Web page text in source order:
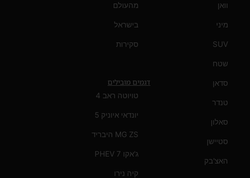
וואן
מיני
SUV
שטח
סדאן
טנדר
סאלון
סטיישן
האצ'בק
מהעולם
בישראל
סקירות
דגמים מובילים
טויוטה ראב 4
יונדאי איוניק 5
MG ZS היבריד
ג'אקו 7 PHEV
קיה נירו